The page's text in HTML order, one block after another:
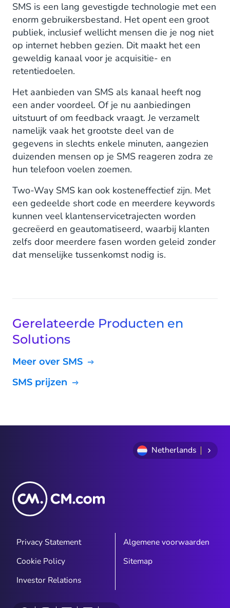
SMS is een lang gevestigde technologie met een
enorm gebruikersbestand. Het opent een groot
publiek, inclusief wellicht mensen die je nog niet
op internet hebben gezien. Dit maakt het een
geweldig kanaal voor je acquisitie- en
retentiedoelen.
Het aanbieden van SMS als kanaal heeft nog
een ander voordeel. Of je nu aanbiedingen
uitstuurt of om feedback vraagt. Je verzamelt
namelijk vaak het grootste deel van de
gegevens in slechts enkele minuten, aangezien
duizenden mensen op je SMS reageren zodra ze
hun telefoon voelen zoemen.
Two-Way SMS kan ook kosteneffectief zijn. Met
een gedeelde short code en meerdere keywords
kunnen veel klantenservicetrajecten worden
gecreëerd en geautomatiseerd, waarbij klanten
zelfs door meerdere fasen worden geleid zonder
dat menselijke tussenkomst nodig is.
Gerelateerde Producten en
Solutions
Meer over SMS
SMS prijzen
Netherlands
Privacy Statement
Algemene voorwaarden
Cookie Policy
Sitemap
Investor Relations